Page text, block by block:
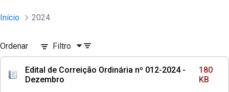
Início 2024
Ordenar Filtro
Edital de Correição Ordinária nº 012-2024 -
Dezembro
180
KB